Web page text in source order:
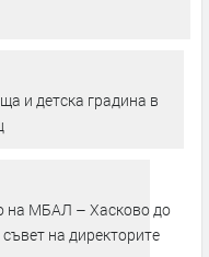
и детска градина в
на МБАЛ – Хасково до
на директорите